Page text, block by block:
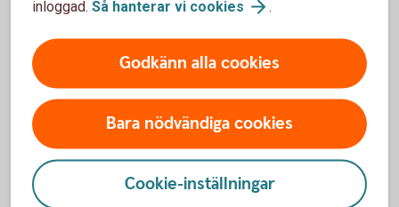
Handla på nätet medkort
Vanliga frågor och svar om Click to
Pay
inloggad. Så hanterar vi cookies .
Godkänn alla cookies
Bara nödvändiga cookies
Cookie-inställningar